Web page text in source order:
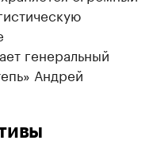
генеральный
Андрей